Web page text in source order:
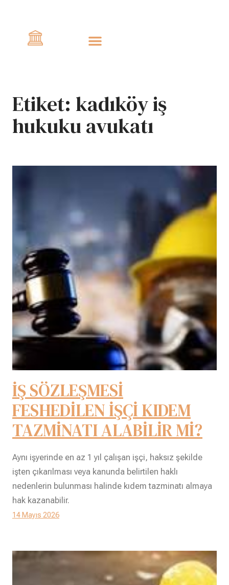
Etiket: kadıköy iş
hukuku avukatı
İŞ SÖZLEŞMESİ
FESHEDİLEN İŞÇİ KIDEM
TAZMİNATI ALABİLİR Mİ?
Aynı işyerinde en az 1 yıl çalışan işçi, haksız şekilde
işten çıkarılması veya kanunda belirtilen haklı
nedenlerin bulunması halinde kıdem tazminatı almaya
hak kazanabilir.
14 Mayıs 2026